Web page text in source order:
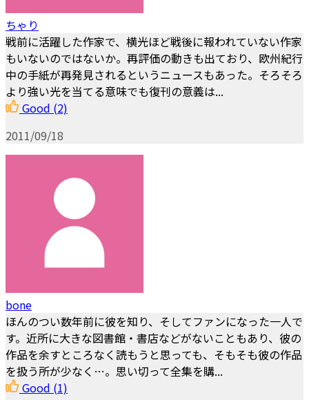
ちゃり
戦前に活躍した作家で、横光ほど戦後に報われていない作家
もいないのではないか。再評価の動きも出ており、欧州紀行
中の手紙が再発見されるというニュースもあった。そろそろ
より強い光を当てる意味でも復刊の意義は...
Good (2)
2011/09/18
bone
ほんのつい数年前に彼を知り、そしてファンになった一人で
す。近所に大きな図書館・書店などがないこともあり、彼の
作品を余すところなく読もうと思っても、そもそも彼の作品
を扱う所が少なく…。思い切って全集を購...
Good (1)